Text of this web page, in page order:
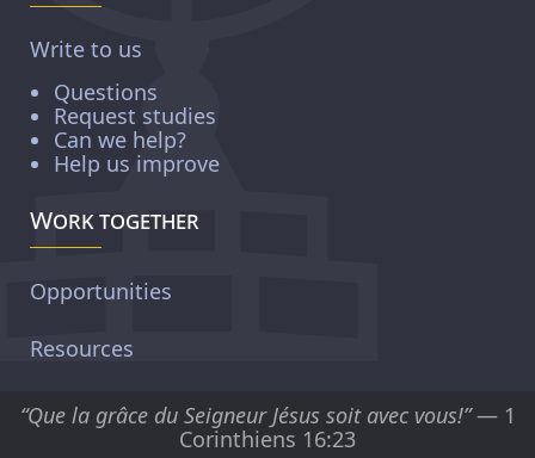
Write to us
Questions
Request studies
Can we help?
Help us improve
Work together
Opportunities
Resources
“Que la grâce du Seigneur Jésus soit avec vous!”— 1
Corinthiens 16:23